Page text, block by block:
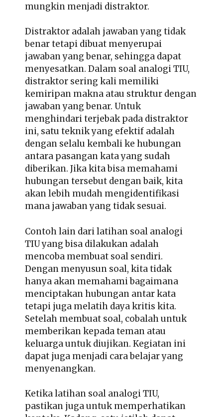
mungkin menjadi distraktor.
Distraktor adalah jawaban yang tidak
benar tetapi dibuat menyerupai
jawaban yang benar, sehingga dapat
menyesatkan. Dalam soal analogi TIU,
distraktor sering kali memiliki
kemiripan makna atau struktur dengan
jawaban yang benar. Untuk
menghindari terjebak pada distraktor
ini, satu teknik yang efektif adalah
dengan selalu kembali ke hubungan
antara pasangan kata yang sudah
diberikan. Jika kita bisa memahami
hubungan tersebut dengan baik, kita
akan lebih mudah mengidentifikasi
mana jawaban yang tidak sesuai.
Contoh lain dari latihan soal analogi
TIU yang bisa dilakukan adalah
mencoba membuat soal sendiri.
Dengan menyusun soal, kita tidak
hanya akan memahami bagaimana
menciptakan hubungan antar kata
tetapi juga melatih daya kritis kita.
Setelah membuat soal, cobalah untuk
memberikan kepada teman atau
keluarga untuk diujikan. Kegiatan ini
dapat juga menjadi cara belajar yang
menyenangkan.
Ketika latihan soal analogi TIU,
pastikan juga untuk memperhatikan